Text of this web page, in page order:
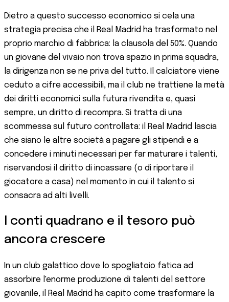
Dietro a questo successo economico si cela una
strategia precisa che il Real Madrid ha trasformato nel
proprio marchio di fabbrica: la clausola del 50%. Quando
un giovane del vivaio non trova spazio in prima squadra,
la dirigenza non se ne priva del tutto. Il calciatore viene
ceduto a cifre accessibili, ma il club ne trattiene la metà
dei diritti economici sulla futura rivendita e, quasi
sempre, un diritto di recompra. Si tratta di una
scommessa sul futuro controllata: il Real Madrid lascia
che siano le altre società a pagare gli stipendi e a
concedere i minuti necessari per far maturare i talenti,
riservandosi il diritto di incassare (o di riportare il
giocatore a casa) nel momento in cui il talento si
consacra ad alti livelli.
I conti quadrano e il tesoro può
ancora crescere
In un club galattico dove lo spogliatoio fatica ad
assorbire l'enorme produzione di talenti del settore
giovanile, il Real Madrid ha capito come trasformare la